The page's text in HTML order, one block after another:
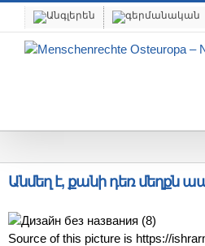
content
Անմեղ է, քանի դեռ մեղքն
Source of this picture is https://